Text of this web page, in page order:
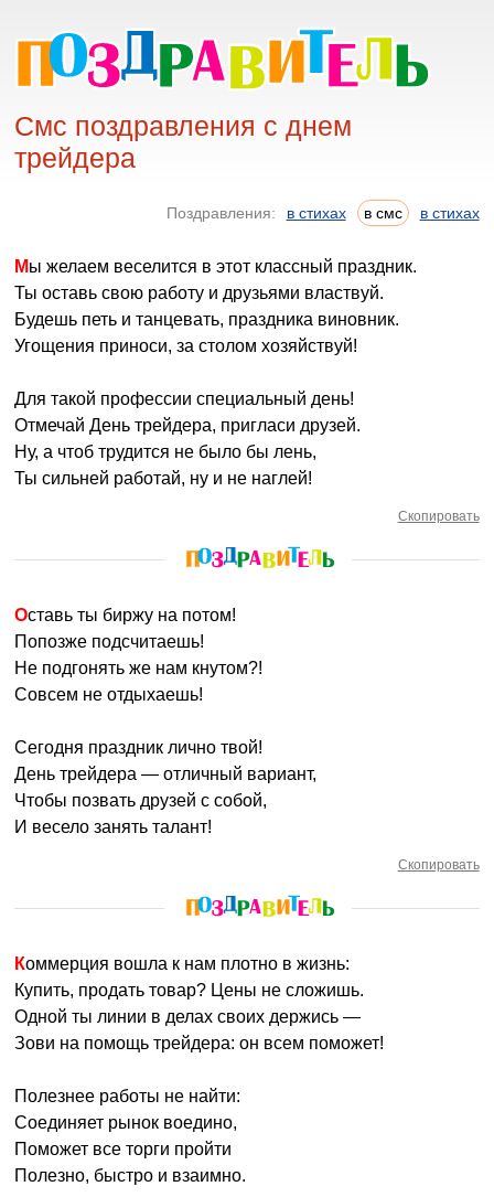
Смс поздравления с днем
трейдера
Поздравления: в стихах в смс в стихах
Мы желаем веселится в этот классный праздник.
Ты оставь свою работу и друзьями властвуй.
Будешь петь и танцевать, праздника виновник.
Угощения приноси, за столом хозяйствуй!
Для такой профессии специальный день!
Отмечай День трейдера, пригласи друзей.
Ну, а чтоб трудится не было бы лень,
Ты сильней работай, ну и не наглей!
Скопировать
Оставь ты биржу на потом!
Попозже подсчитаешь!
Не подгонять же нам кнутом?!
Совсем не отдыхаешь!
Сегодня праздник лично твой!
День трейдера — отличный вариант,
Чтобы позвать друзей с собой,
И весело занять талант!
Скопировать
Коммерция вошла к нам плотно в жизнь:
Купить, продать товар? Цены не сложишь.
Одной ты линии в делах своих держись —
Зови на помощь трейдера: он всем поможет!
Полезнее работы не найти:
Соединяет рынок воедино,
Поможет все торги пройти
Полезно, быстро и взаимно.